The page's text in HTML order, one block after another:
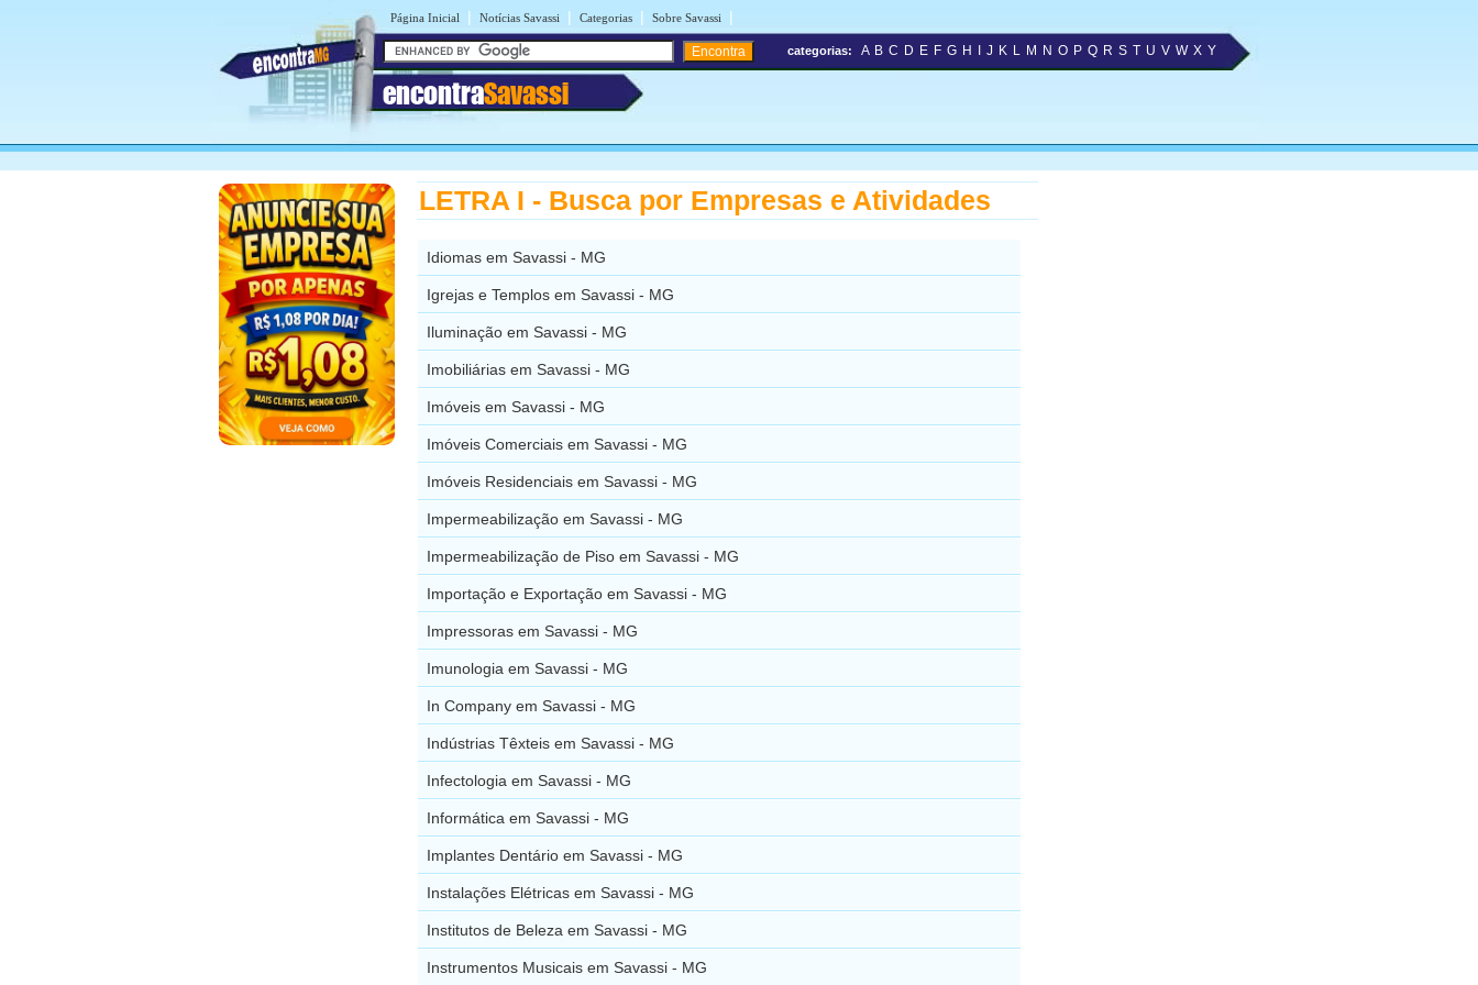
Página Inicial | Notícias Savassi | Categorias | Sobre Savassi |
encontraSavassi
categorias: A B C D E F G H J K L M N O P Q R S T U V W X Y
LETRA I - Busca por Empresas e Atividades
Idiomas em Savassi - MG
Igrejas e Templos em Savassi - MG
Iluminação em Savassi - MG
Imobiliárias em Savassi - MG
Imóveis em Savassi - MG
Imóveis Comerciais em Savassi - MG
Imóveis Residenciais em Savassi - MG
Impermeabilização em Savassi - MG
Impermeabilização de Piso em Savassi - MG
Importação e Exportação em Savassi - MG
Impressoras em Savassi - MG
Imunologia em Savassi - MG
In Company em Savassi - MG
Indústrias Têxteis em Savassi - MG
Infectologia em Savassi - MG
Informática em Savassi - MG
Implantes Dentário em Savassi - MG
Instalações Elétricas em Savassi - MG
Institutos de Beleza em Savassi - MG
Instrumentos Musicais em Savassi - MG